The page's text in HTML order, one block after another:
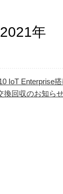
2021年
IoT Enterprise
換回収のお知ら